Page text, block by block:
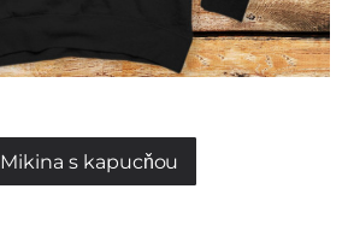
Mikina s kapucňou